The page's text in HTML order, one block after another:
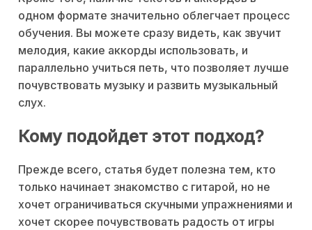
одном формате значительно облегчает процесс
обучения. Вы можете сразу видеть, как звучит
мелодия, какие аккорды использовать, и
параллельно учиться петь, что позволяет лучше
почувствовать музыку и развить музыкальный
слух.
Кому подойдет этот подход?
Прежде всего, статья будет полезна тем, кто
только начинает знакомство с гитарой, но не
хочет ограничиваться скучными упражнениями и
хочет скорее почувствовать радость от игры